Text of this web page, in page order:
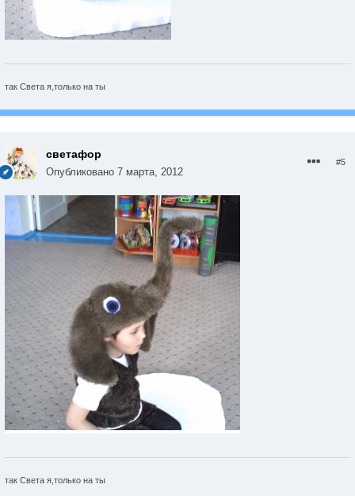
так Света я,только на ты
светафор
Опубликовано 7 марта, 2012
#5
так Света я,только на ты